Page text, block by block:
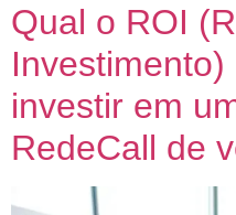
Qual o ROI
investir em
RedeCall de